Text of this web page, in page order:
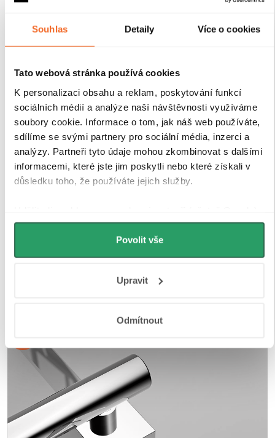
Souhlas Detaily Více o cookies
Tato webová stránka používá cookies
K personalizaci obsahu a reklam, poskytování funkcí
sociálních médií a analýze naší návštěvnosti využíváme
soubory cookie. Informace o tom, jak náš web používáte,
sdílíme se svými partnery pro sociální média, inzerci a
analýzy. Partneři tyto údaje mohou zkombinovat s dalšími
informacemi, které jste jim poskytli nebo které získali v
důsledku toho, že používáte jejich služby.
můžeme používat cookies pro analytiku a
personalizovanou reklamu. Jak Google zpracovává
osobní údaje najdete na stránkách
Povolit vše
Upravit
Odmítnout
odolnými hliníkovými profily o výšce 200 cm a
stabilitu celé konstrukce. Díky
kompenzaci
drobných nerovností stěn
úpravanavíc garantuje dlouhou životnost i při
prostředí..